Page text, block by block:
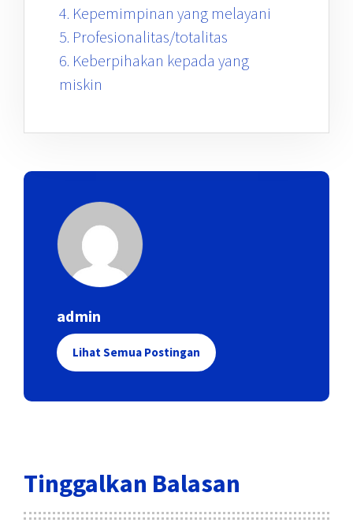
4. Kepemimpinan yang melayani
5. Profesionalitas/totalitas
6. Keberpihakan kepada yang
miskin
admin
Lihat Semua Postingan
Tinggalkan Balasan